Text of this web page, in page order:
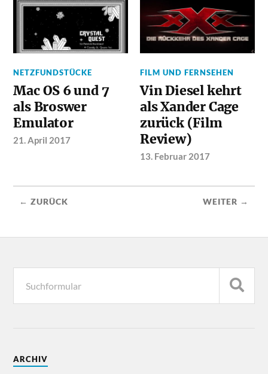
NETZFUNDSTÜCKE
Mac OS 6 und 7
als Broswer
Emulator
21. April 2017
FILM UND FERNSEHEN
Vin Diesel kehrt
als Xander Cage
zurück (Film
Review)
13. Februar 2017
← ZURÜCK WEITER →
ARCHIV